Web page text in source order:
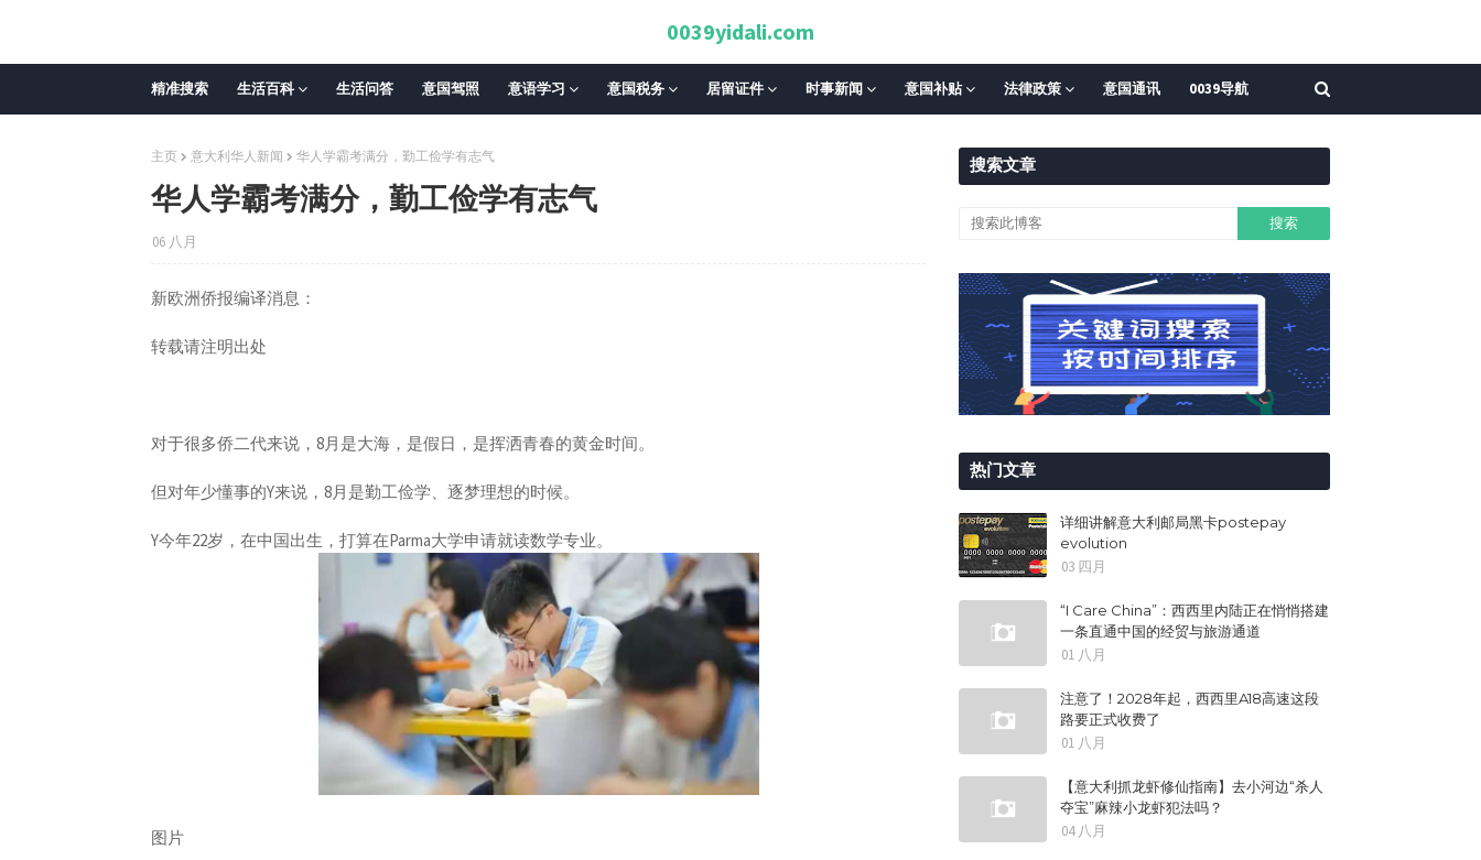
0039yidali.com
精准搜索 生活百科 生活问答 意国驾照 意语学习 意国税务 居留证件 时事新闻 意国补贴 法律政策 意国通讯 0039导航
主页 意大利华人新闻 华人学霸考满分，勤工俭学有志气
华人学霸考满分，勤工俭学有志气
06 八月
新欧洲侨报编译消息：
转载请注明出处
对于很多侨二代来说，8月是大海，是假日，是挥洒青春的黄金时间。
但对年少懂事的Y来说，8月是勤工俭学、逐梦理想的时候。
Y今年22岁，在中国出生，打算在Parma大学申请就读数学专业。
图片
搜索文章
热门文章
详细讲解意大利邮局黑卡postepay
evolution
03 四月
“I Care China”：西西里内陆正在悄悄搭建
一条直通中国的经贸与旅游通道
01 八月
注意了！2028年起，西西里A18高速这段
路要正式收费了
01 八月
【意大利抓龙虾修仙指南】去小河边“杀人
夺宝”麻辣小龙虾犯法吗？
04 八月